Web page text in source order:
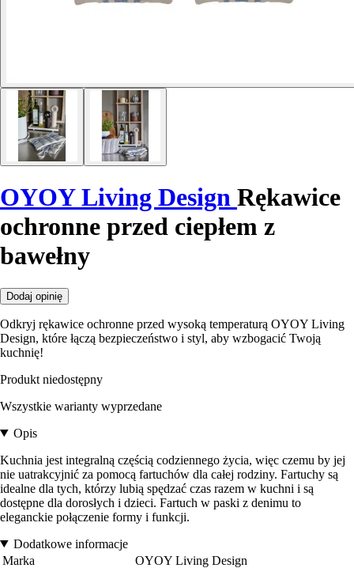
OYOY Living Design Rękawice
ochronne przed ciepłem z
bawełny
Dodaj opinię
Odkryj rękawice ochronne przed wysoką temperaturą OYOY Living
Design, które łączą bezpieczeństwo i styl, aby wzbogacić Twoją
kuchnię!
Produkt niedostępny
Wszystkie warianty wyprzedane
Opis
Kuchnia jest integralną częścią codziennego życia, więc czemu by jej
nie uatrakcyjnić za pomocą fartuchów dla całej rodziny. Fartuchy są
idealne dla tych, którzy lubią spędzać czas razem w kuchni i są
dostępne dla dorosłych i dzieci. Fartuch w paski z denimu to
eleganckie połączenie formy i funkcji.
Dodatkowe informacje
Marka
OYOY Living Design